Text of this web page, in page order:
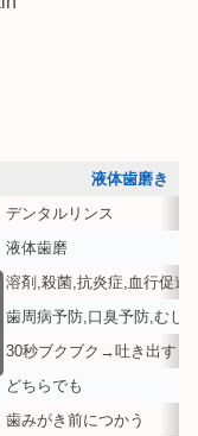
液体歯磨き
デンタルリンス
液体歯磨
溶剤,殺菌,抗炎症,血行促進
歯周病予防,口臭予防,むし
30秒ブクブク→吐き出す→
どちらでも
歯みがき前につかう